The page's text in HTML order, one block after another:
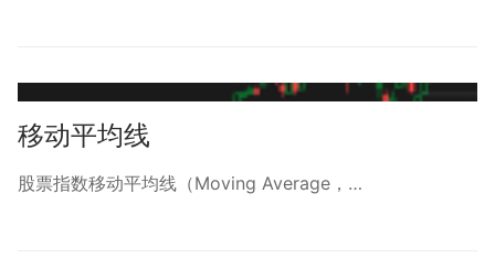
移动平均线
股票指数移动平均线（Moving Average，…